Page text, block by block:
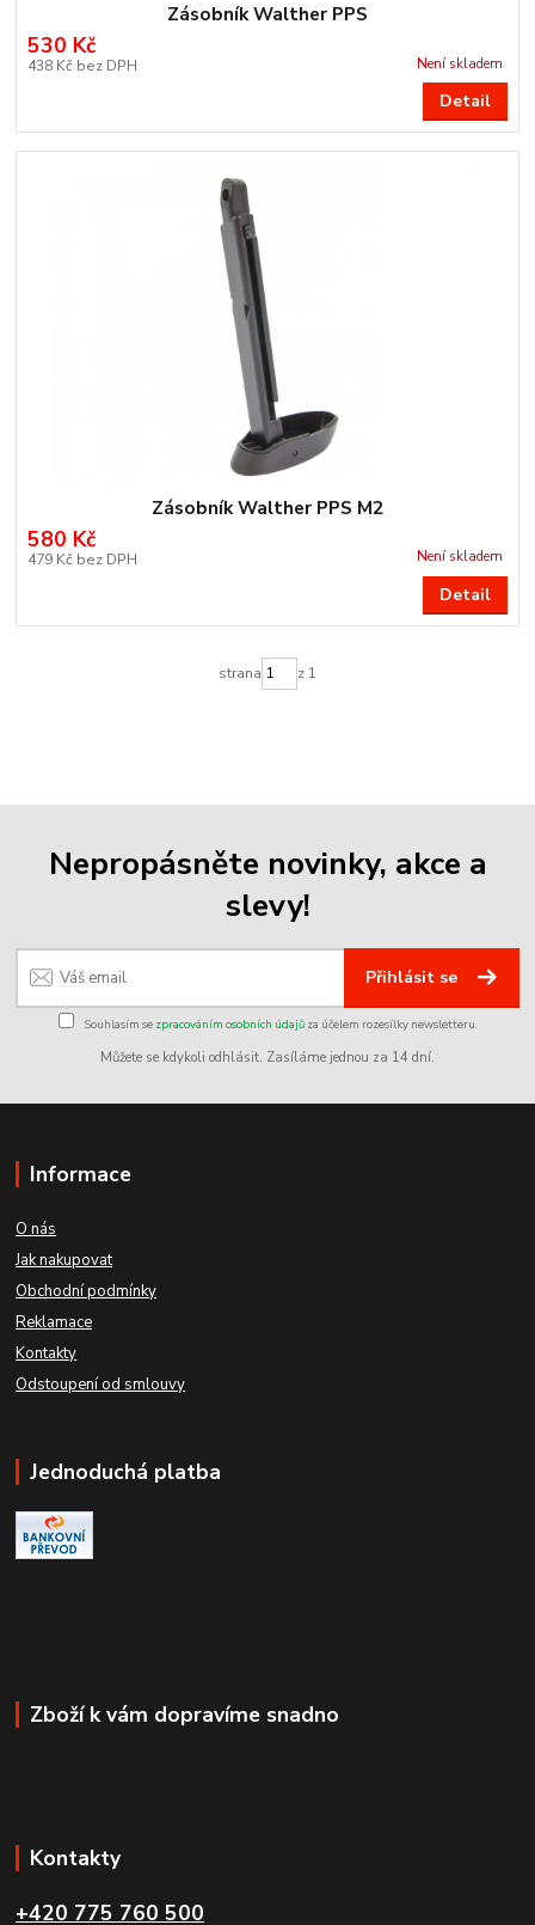
Zásobník Walther PPS
530 Kč
438 Kč bez DPH Není skladem
Detail
Zásobník Walther PPS M2
580 Kč
479 Kč bez DPH Není skladem
Detail
strana z 1
Nepropásněte novinky, akce a
slevy!
Přihlásit se
Souhlasím se zpracováním osobních údajůza účelem rozesílky newsletteru.
Můžete se kdykoli odhlásit. Zasíláme jednou za 14 dní.
Informace
O nás
Jak nakupovat
Obchodní podmínky
Reklamace
Kontakty
Odstoupení od smlouvy
Jednoduchá platba
Zboží k vám dopravíme snadno
Kontakty
+420 775 760 500